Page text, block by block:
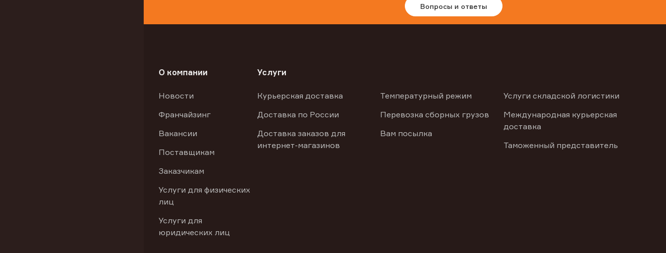
Вопросы и ответы
О компании
Новости
Франчайзинг
Вакансии
Поставщикам
Заказчикам
Услуги для физических
лиц
Услуги для
юридических лиц
Услуги
Курьерская доставка
Доставка по России
Доставка заказов для
интернет-магазинов
Температурный режим
Перевозка сборных грузов
Вам посылка
Услуги складской логистики
Международная курьерская
доставка
Таможенный представитель